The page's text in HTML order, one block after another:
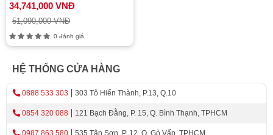
34,741,000 VNĐ
51,090,000 VNĐ
0 đánh giá
HỆ THỐNG CỬA HÀNG
0888 533 303 303 Tô Hiến Thành, P.13, Q.10
0854 320 088 121 Bạch Đằng, P. 15, Q. Bình Thạnh, TPHCM
0987 863 580 535 Tân Sơn, P. 12, Q. Gò Vấp, TPHCM